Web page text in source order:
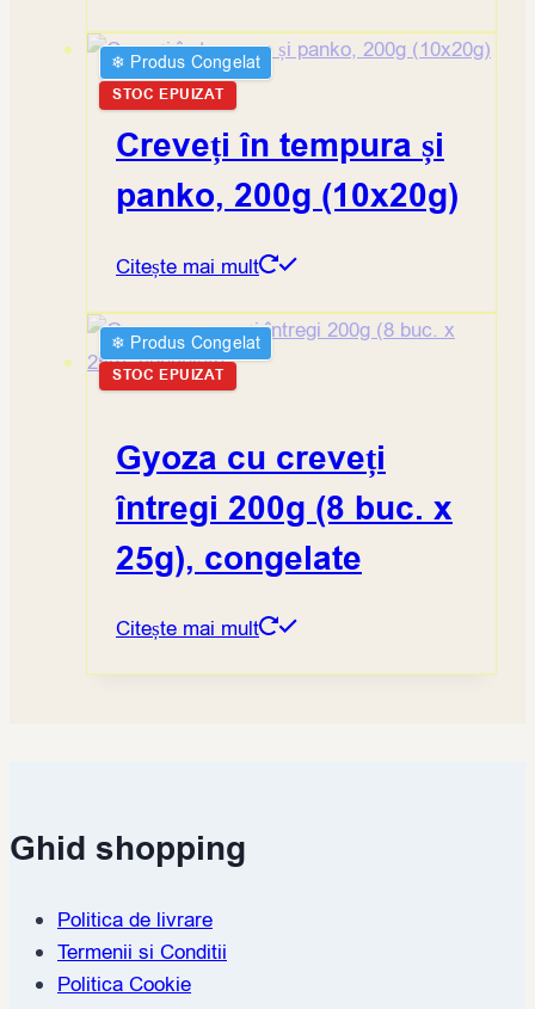
❄︎ Produs Congelat
STOC EPUIZAT
Creveți în tempura și
panko, 200g (10x20g)
Citește mai mult
❄︎ Produs Congelat
STOC EPUIZAT
Gyoza cu creveți
întregi 200g (8 buc. x
25g), congelate
Citește mai mult
Ghid shopping
Politica de livrare
Termenii si Conditii
Politica Cookie